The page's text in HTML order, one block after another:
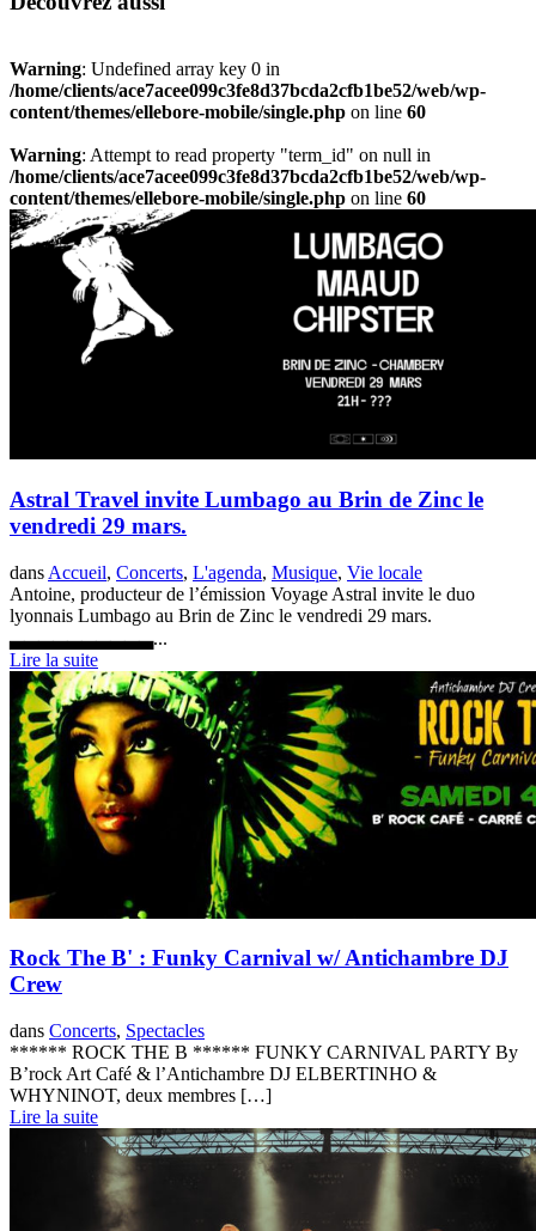
Warning: Undefined array key 0 in
/home/clients/ace7acee099c3fe8d37bcda2cfb1be52/web/wp-
content/themes/ellebore-mobile/single.php on line 60
Warning: Attempt to read property "term_id" on null in
/home/clients/ace7acee099c3fe8d37bcda2cfb1be52/web/wp-
content/themes/ellebore-mobile/single.php on line 60
Astral Travel invite Lumbago au Brin de Zinc le
vendredi 29 mars.
dans Accueil, Concerts, L'agenda, Musique, Vie locale
Antoine, producteur de l’émission Voyage Astral invite le duo
lyonnais Lumbago au Brin de Zinc le vendredi 29 mars.
▃▃▃▃▃▃▃▃▃▃...
Lire la suite
Rock The B' : Funky Carnival w/ Antichambre DJ
Crew
dans Concerts, Spectacles
****** ROCK THE B ****** FUNKY CARNIVAL PARTY By
B’rock Art Café & l’Antichambre DJ ELBERTINHO &
WHYNINOT, deux membres […]
Lire la suite